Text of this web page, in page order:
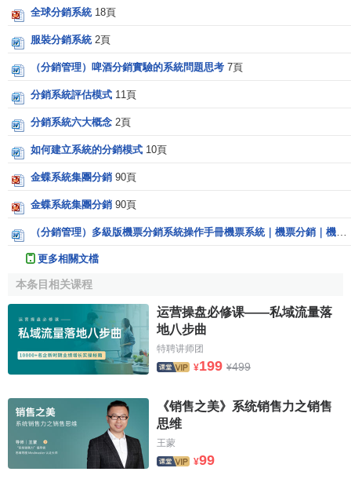
三個目標確定優先順序
重要的核心目標。例如，由於渠道和資金有限，一些企業在
實際營銷過程中並不要求兼顧所有的市場，而是在人口稠密
的地區加強
這裡所說的特性包括公司特性和目標市場特性。前者主
要是產品的性質，如物理性質、
品以外的其它與公司相關的內容，例如公司的規模、聲譽和
財務狀況等。這些性質決定了公司適合採用什麼樣的渠道銷
過長渠道 銷售。再如，高級 購物環境 優雅的百
貨公司或化妝品專賣店
目標市場特性包括顧客特性、中間商特性和競爭者特
性。假如顧客的購買數量少，購買頻率低，公司宜採用較長
的分銷渠道。中間商是否負擔儲運費用
應考慮在內。此外公司還應根據競爭對手
渠道策略。
（6）連續性
實際上這裡要考慮的是分銷渠道的壽命，即選擇哪些分
銷方式才能保證
銷售渠道
的暢通與穩定。為避免分銷渠道中
全球分銷系統 18頁
服裝分銷系統 2頁
（分銷管理）啤酒分銷實驗的系統問題思考 7頁
分銷系統評估模式 11頁
分銷系統六大概念 2頁
如何建立系統的分銷模式 10頁
金蝶系統集團分銷 90頁
金蝶系統集團分銷 90頁
（分銷管理）多級版機票分銷系統操作手冊機票系統｜機票分銷｜機 7
更多相關文檔
本条目相关课程
运营操盘必修课——私域流量落
地八步曲
特聘讲师团
¥199 ¥499
《销售之美》系统销售力之销售
思维
王蒙
¥99